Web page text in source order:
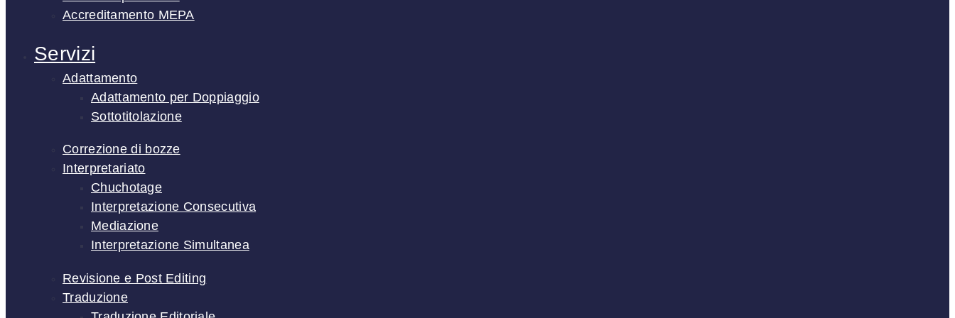
Accreditamento MEPA
Servizi
Adattamento
Adattamento per Doppiaggio
Sottotitolazione
Correzione di bozze
Interpretariato
Chuchotage
Interpretazione Consecutiva
Mediazione
Interpretazione Simultanea
Revisione e Post Editing
Traduzione